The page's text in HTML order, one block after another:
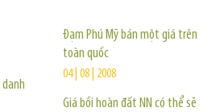
Đạm Phú Mỹ bán một giá trên
toàn quốc
04 | 08 | 2008
Giá bồi hoàn đất NN có thể sẽ